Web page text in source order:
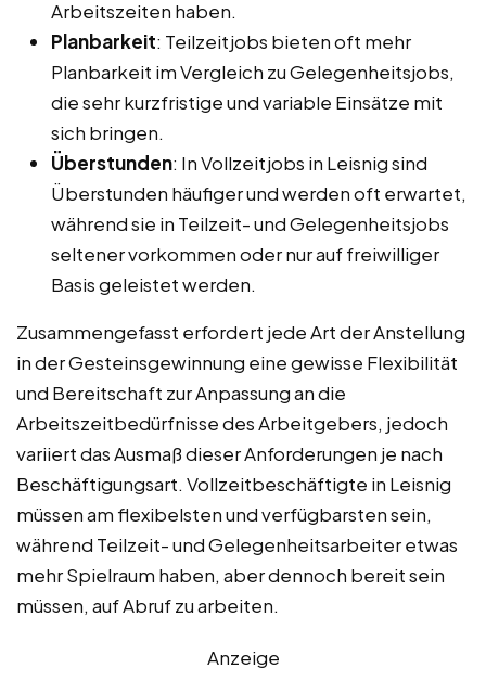
Arbeitszeiten haben.
Planbarkeit: Teilzeitjobs bieten oft mehr
Planbarkeit im Vergleich zu Gelegenheitsjobs,
die sehr kurzfristige und variable Einsätze mit
sich bringen.
Überstunden: In Vollzeitjobs in Leisnig sind
Überstunden häufiger und werden oft erwartet,
während sie in Teilzeit- und Gelegenheitsjobs
seltener vorkommen oder nur auf freiwilliger
Basis geleistet werden.
Zusammengefasst erfordert jede Art der Anstellung
in der Gesteinsgewinnung eine gewisse Flexibilität
und Bereitschaft zur Anpassung an die
Arbeitszeitbedürfnisse des Arbeitgebers, jedoch
variiert das Ausmaß dieser Anforderungen je nach
Beschäftigungsart. Vollzeitbeschäftigte in Leisnig
müssen am flexibelsten und verfügbarsten sein,
während Teilzeit- und Gelegenheitsarbeiter etwas
mehr Spielraum haben, aber dennoch bereit sein
müssen, auf Abruf zu arbeiten.
Anzeige